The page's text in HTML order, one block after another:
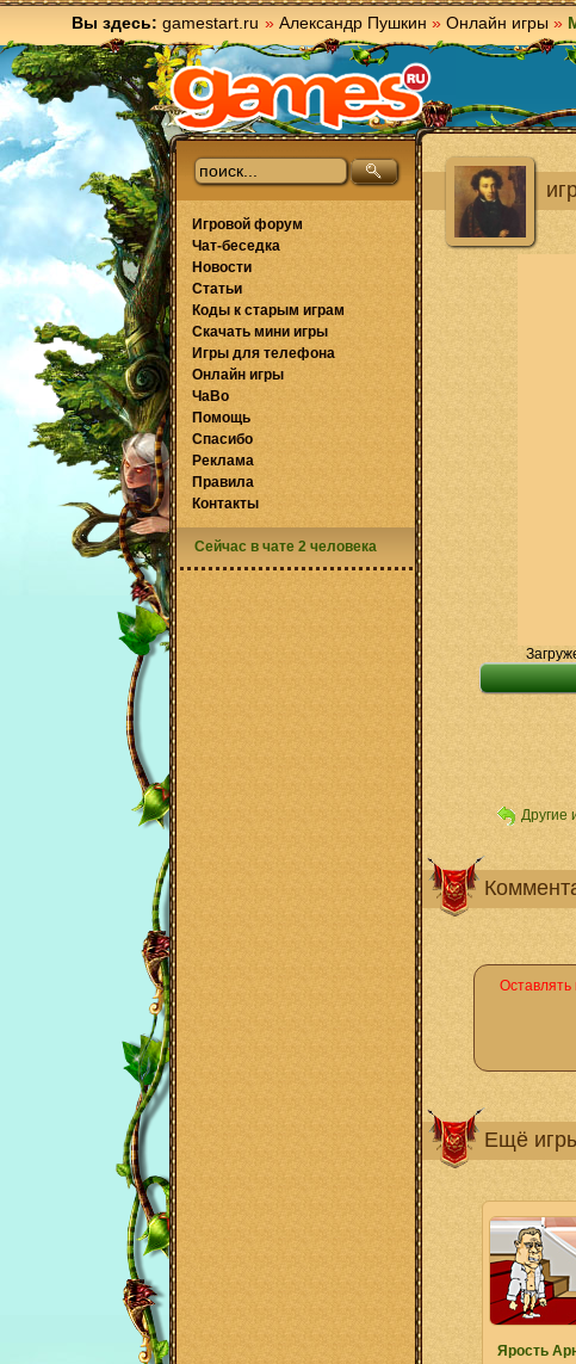
Вы здесь: gamestart.ru » Александр Пушкин » Онлайн игры »
Другие
Оставлять
Ещё
Ярость
Игровой форум
Чат-беседка
Новости
Статьи
Коды к старым играм
Скачать мини игры
Игры для телефона
Онлайн игры
ЧаВо
Помощь
Спасибо
Реклама
Правила
Контакты
Сейчас в чате 2 человека